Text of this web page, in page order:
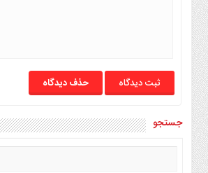
حذف دیدگاه
جستجو